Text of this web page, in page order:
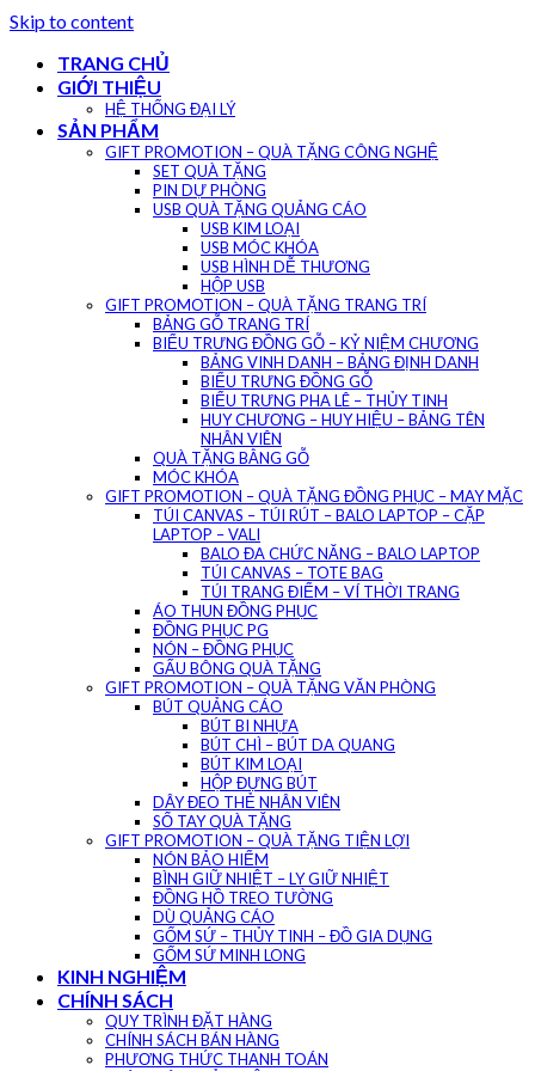
Skip to content
TRANG CHỦ
GIỚI THIỆU
HỆ THỐNG ĐẠI LÝ
SẢN PHẨM
GIFT PROMOTION – QUÀ TẶNG CÔNG NGHỆ
SET QUÀ TẶNG
PIN DỰ PHÒNG
USB QUÀ TẶNG QUẢNG CÁO
USB KIM LOẠI
USB MÓC KHÓA
USB HÌNH DỄ THƯƠNG
HỘP USB
GIFT PROMOTION – QUÀ TẶNG TRANG TRÍ
BẢNG GỖ TRANG TRÍ
BIỂU TRƯNG ĐỒNG GỖ – KỶ NIỆM CHƯƠNG
BẢNG VINH DANH – BẢNG ĐỊNH DANH
BIỂU TRƯNG ĐỒNG GỖ
BIỂU TRƯNG PHA LÊ – THỦY TINH
HUY CHƯƠNG – HUY HIỆU – BẢNG TÊN
NHÂN VIÊN
QUÀ TẶNG BẰNG GỖ
MÓC KHÓA
GIFT PROMOTION – QUÀ TẶNG ĐỒNG PHỤC – MAY MẶC
TÚI CANVAS – TÚI RÚT – BALO LAPTOP – CẶP
LAPTOP – VALI
BALO ĐA CHỨC NĂNG – BALO LAPTOP
TÚI CANVAS – TOTE BAG
TÚI TRANG ĐIỂM – VÍ THỜI TRANG
ÁO THUN ĐỒNG PHỤC
ĐỒNG PHỤC PG
NÓN – ĐỒNG PHỤC
GẤU BÔNG QUÀ TẶNG
GIFT PROMOTION – QUÀ TẶNG VĂN PHÒNG
BÚT QUẢNG CÁO
BÚT BI NHỰA
BÚT CHÌ – BÚT DA QUANG
BÚT KIM LOẠI
HỘP ĐỰNG BÚT
DÂY ĐEO THẺ NHÂN VIÊN
SỔ TAY QUÀ TẶNG
GIFT PROMOTION – QUÀ TẶNG TIỆN LỢI
NÓN BẢO HIỂM
BÌNH GIỮ NHIỆT – LY GIỮ NHIỆT
ĐỒNG HỒ TREO TƯỜNG
DÙ QUẢNG CÁO
GỐM SỨ – THỦY TINH – ĐỒ GIA DỤNG
GỐM SỨ MINH LONG
KINH NGHIỆM
CHÍNH SÁCH
QUY TRÌNH ĐẶT HÀNG
CHÍNH SÁCH BÁN HÀNG
PHƯƠNG THỨC THANH TOÁN